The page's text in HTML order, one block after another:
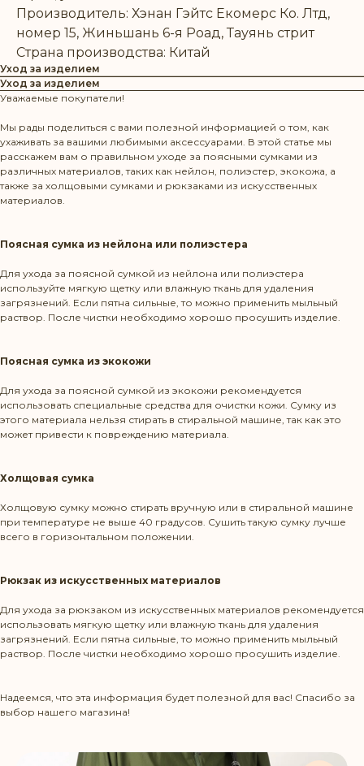
Производитель: Хэнан Гэйтс Екомерс Ко. Лтд,
номер 15, Жиньшань 6-я Роад, Тауянь стрит
Страна производства: Китай
Уход за изделием
Уход за изделием
Уважаемые покупатели!
Мы рады поделиться с вами полезной информацией о том, как
ухаживать за вашими любимыми аксессуарами. В этой статье мы
расскажем вам о правильном уходе за поясными сумками из
различных материалов, таких как нейлон, полиэстер, экокожа, а
также за холщовыми сумками и рюкзаками из искусственных
материалов.
Поясная сумка из нейлона или полиэстера
Для ухода за поясной сумкой из нейлона или полиэстера
используйте мягкую щетку или влажную ткань для удаления
загрязнений. Если пятна сильные, то можно применить мыльный
раствор. После чистки необходимо хорошо просушить изделие.
Поясная сумка из экокожи
Для ухода за поясной сумкой из экокожи рекомендуется
использовать специальные средства для очистки кожи. Сумку из
этого материала нельзя стирать в стиральной машине, так как это
может привести к повреждению материала.
Холщовая сумка
Холщовую сумку можно стирать вручную или в стиральной машине
при температуре не выше 40 градусов. Сушить такую сумку лучше
всего в горизонтальном положении.
Рюкзак из искусственных материалов
Для ухода за рюкзаком из искусственных материалов рекомендуется
использовать мягкую щетку или влажную ткань для удаления
загрязнений. Если пятна сильные, то можно применить мыльный
раствор. После чистки необходимо хорошо просушить изделие.
Надеемся, что эта информация будет полезной для вас! Спасибо за
выбор нашего магазина!
Политика конфиденциальности
КОНТАКТЫ